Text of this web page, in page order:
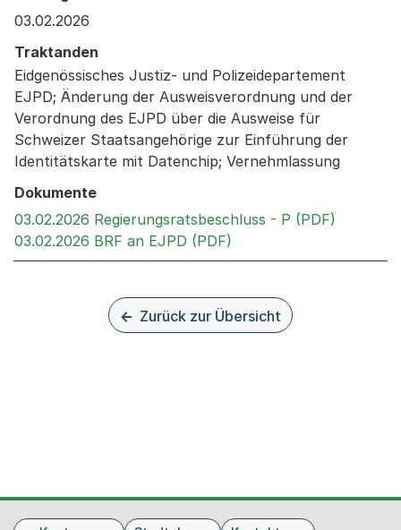
03.02.2026
Traktanden
Eidgenössisches Justiz- und Polizeidepartement
EJPD; Änderung der Ausweisverordnung und der
Verordnung des EJPD über die Ausweise für
Schweizer Staatsangehörige zur Einführung der
Identitätskarte mit Datenchip; Vernehmlassung
Dokumente
03.02.2026 Regierungsratsbeschluss - P (PDF)
03.02.2026 BRF an EJPD (PDF)
Zurück zur Übersicht